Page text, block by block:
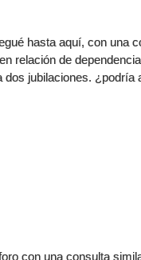
hasta aquí, con una
relación de
jubilaciones. ¿podría
con una consulta